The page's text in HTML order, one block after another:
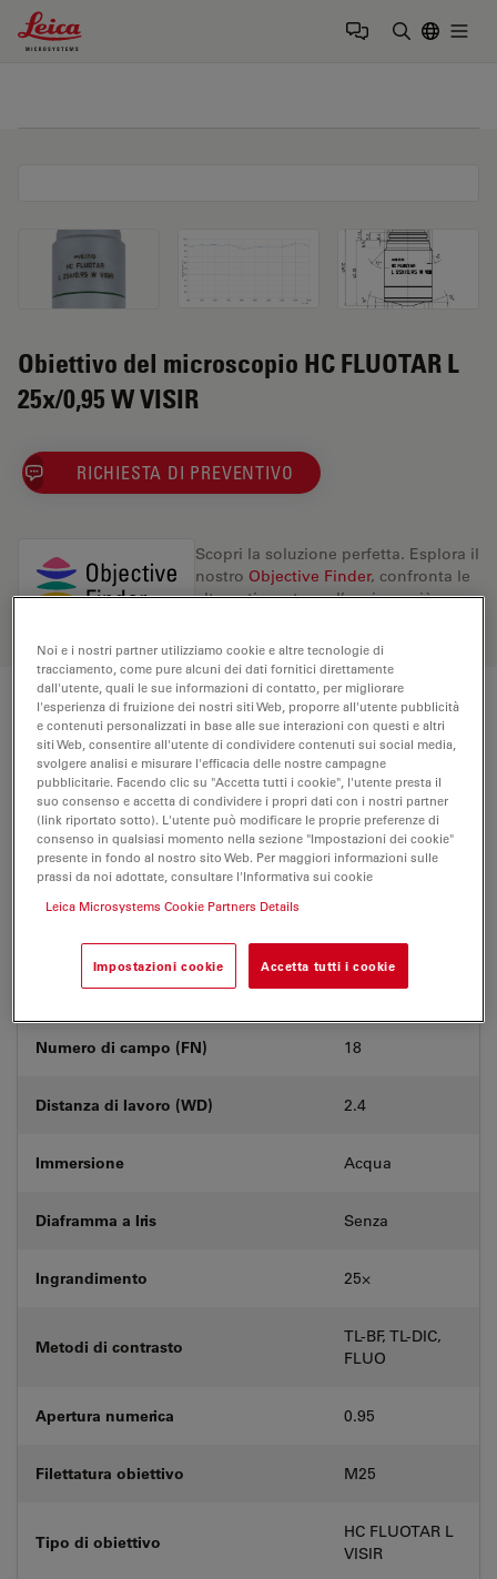
Leica Microsystems Logo
Obiettivo del microscopio HC FLUOTAR L
25x/0,95 W VISIR
RICHIESTA DI PREVENTIVO
Scopri la soluzione perfetta. Esplora il
nostro Objective Finder, confronta le
alternative e trova l’opzione più
Specifiche tecniche
Numero di prodotto 11506375
Anello di correzione (CORR) -
Coprioggetto
Posizione della pupilla di uscita /
Prisma DIC
Numero di campo (FN) 18
Distanza di lavoro (WD) 2.4
Immersione Acqua
Diaframma a Iris Senza
Ingrandimento 25⨉
Metodi di contrasto
TL-BF, TL-DIC,
FLUO
Apertura numerica 0.95
Filettatura obiettivo M25
Tipo di obiettivo
HC FLUOTAR L
VISIR
Noi e i nostri partner utilizziamo cookie e altre tecnologie di
tracciamento, come pure alcuni dei dati fornitici direttamente
dall'utente, quali le sue informazioni di contatto, per migliorare
l'esperienza di fruizione dei nostri siti Web, proporre all'utente pubblicità
e contenuti personalizzati in base alle sue interazioni con questi e altri
siti Web, consentire all'utente di condividere contenuti sui social media,
svolgere analisi e misurare l'efficacia delle nostre campagne
pubblicitarie. Facendo clic su "Accetta tutti i cookie", l'utente presta il
suo consenso e accetta di condividere i propri dati con i nostri partner
(link riportato sotto). L'utente può modificare le proprie preferenze di
consenso in qualsiasi momento nella sezione "Impostazioni dei cookie"
presente in fondo al nostro sito Web. Per maggiori informazioni sulle
prassi da noi adottate, consultare l'Informativa sui cookie
Leica Microsystems Cookie Partners Details
Impostazioni cookie Accetta tutti i cookie